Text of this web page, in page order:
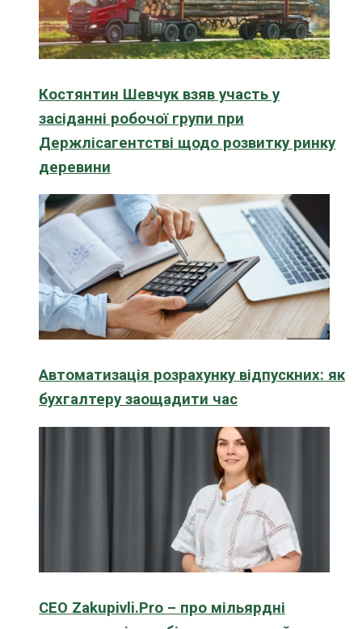
Костянтин Шевчук взяв участь у
засіданні робочої групи при
Держлісагентстві щодо розвитку ринку
деревини
Автоматизація розрахунку відпускних: як
бухгалтеру заощадити час
CEO Zakupivli.Pro – про мільярдні